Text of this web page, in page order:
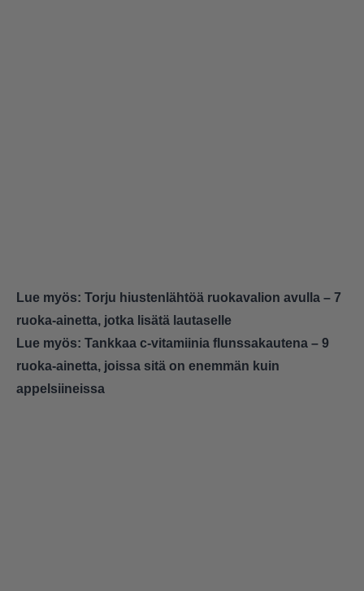
Lue myös: Torju hiustenlähtöä ruokavalion avulla – 7
ruoka-ainetta, jotka lisätä lautaselle
Lue myös: Tankkaa c-vitamiinia flunssakautena – 9
ruoka-ainetta, joissa sitä on enemmän kuin
appelsiineissa